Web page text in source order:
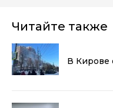
Читайте также
В Кирове